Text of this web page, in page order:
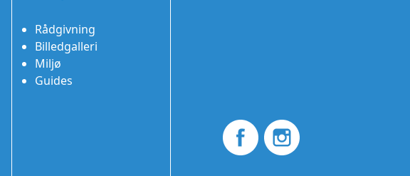
Rådgivning
Billedgalleri
Miljø
Guides